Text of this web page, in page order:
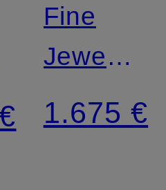
Fine
Jewelry
Ring
1.675 €